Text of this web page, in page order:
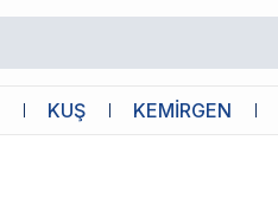
KUŞ KEMİRGEN